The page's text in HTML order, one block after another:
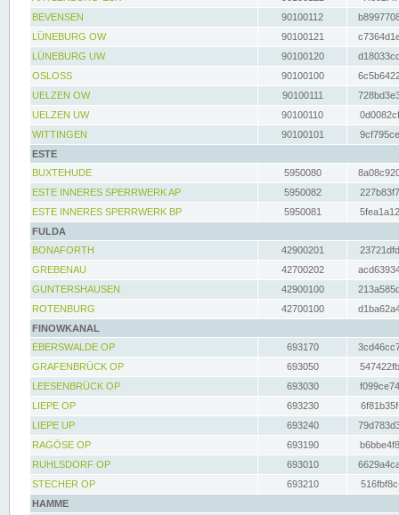
BEVENSEN
90100112
LÜNEBURG OW
90100121
LÜNEBURG UW
90100120
OSLOSS
90100100
UELZEN OW
90100111
UELZEN UW
90100110
WITTINGEN
90100101
ESTE
BUXTEHUDE
5950080
ESTE INNERES SPERRWERK AP
5950082
ESTE INNERES SPERRWERK BP
5950081
FULDA
BONAFORTH
42900201
GREBENAU
42700202
GUNTERSHAUSEN
42900100
ROTENBURG
42700100
FINOWKANAL
EBERSWALDE OP
693170
GRAFENBRÜCK OP
693050
LEESENBRÜCK OP
693030
LIEPE OP
693230
LIEPE UP
693240
RAGÖSE OP
693190
RUHLSDORF OP
693010
STECHER OP
693210
HAMME